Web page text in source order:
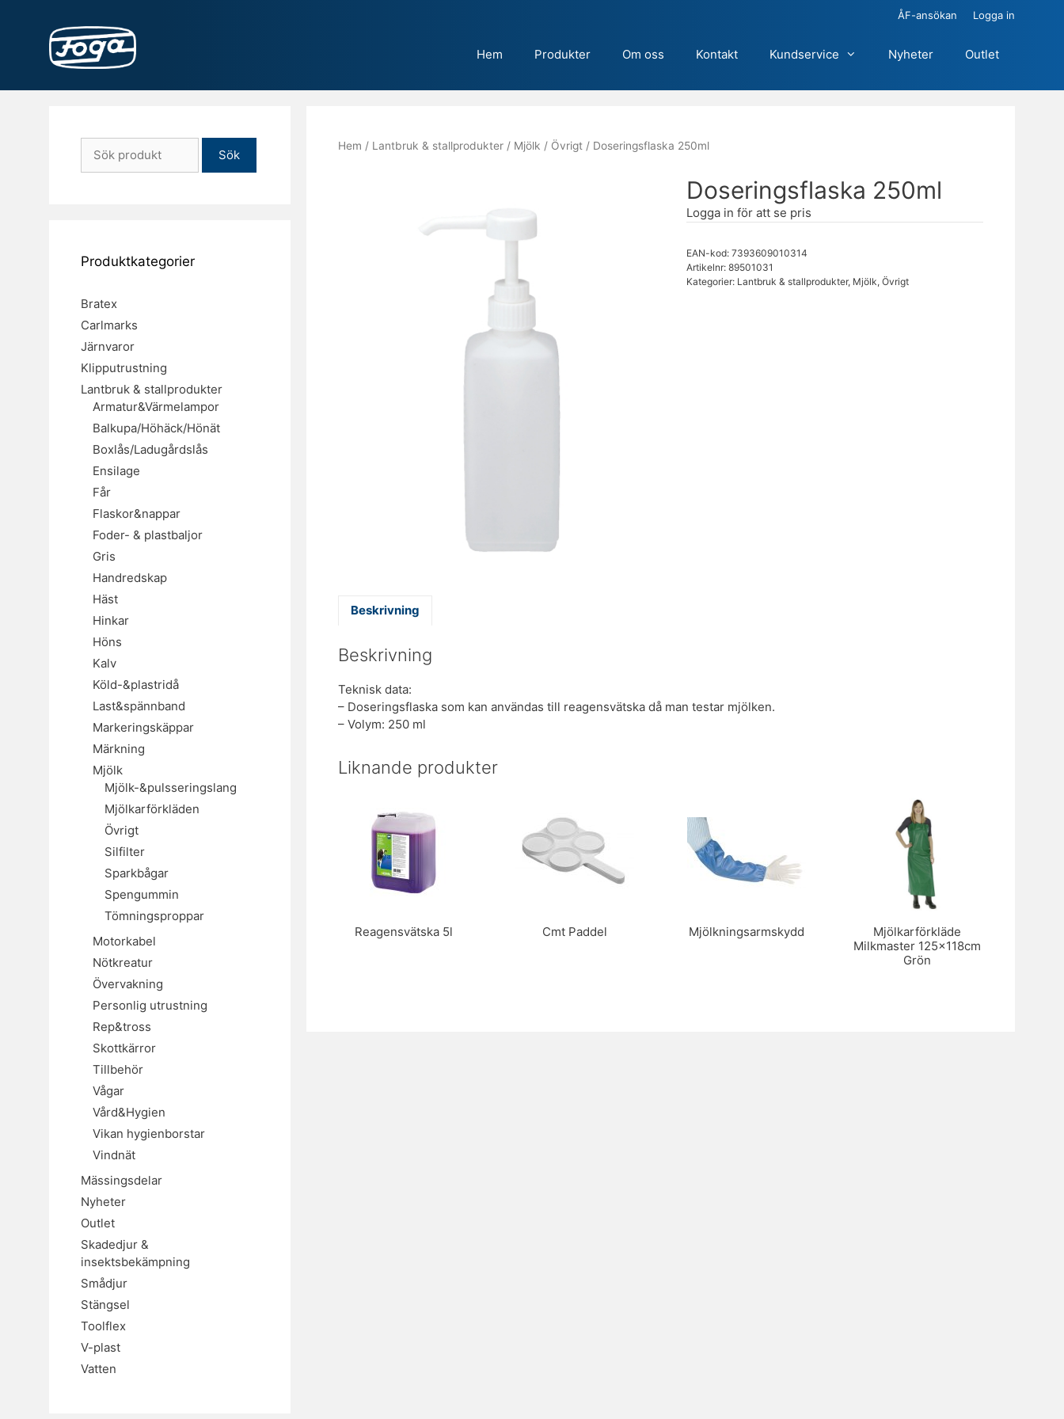
ÅF-ansökan Logga in
Hem Produkter Om oss Kontakt Kundservice Nyheter Outlet
Hem / Lantbruk & stallprodukter / Mjölk / Övrigt / Doseringsflaska 250ml
Doseringsflaska 250ml
Logga in för att se pris
EAN-kod: 7393609010314
Artikelnr:89501031
Kategorier: Lantbruk & stallprodukter, Mjölk,Övrigt
Beskrivning
Beskrivning
Teknisk data:
– Doseringsflaska som kan användas till reagensvätska då man testar mjölken.
– Volym: 250 ml
Liknande produkter
Reagensvätska 5l Cmt Paddel Mjölkningsarmskydd
Mjölkarförkläde
Milkmaster 125x118cm
Grön
efter:
Produktkategorier
Bratex
Carlmarks
Järnvaror
Klipputrustning
Lantbruk & stallprodukter
Armatur&Värmelampor
Balkupa/Höhäck/Hönät
Boxlås/Ladugårdslås
Ensilage
Får
Flaskor&nappar
Foder- & plastbaljor
Gris
Handredskap
Häst
Hinkar
Höns
Kalv
Köld-&plastridå
Last&spännband
Markeringskäppar
Märkning
Mjölk
Mjölk-&pulsseringslang
Mjölkarförkläden
Övrigt
Silfilter
Sparkbågar
Spengummin
Tömningsproppar
Motorkabel
Nötkreatur
Övervakning
Personlig utrustning
Rep&tross
Skottkärror
Tillbehör
Vågar
Vård&Hygien
Vikan hygienborstar
Vindnät
Mässingsdelar
Nyheter
Outlet
Skadedjur &
insektsbekämpning
Smådjur
Stängsel
Toolflex
V-plast
Vatten